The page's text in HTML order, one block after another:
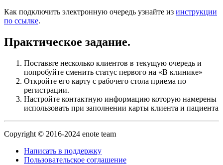
Как подключить электронную очередь узнайте из инструкции
по ссылке.
Практическое задание.
Поставьте несколько клиентов в текущую очередь и
попробуйте сменить статус первого на «В клинике»
Откройте его карту с рабочего стола приема по
регистрации.
Настройте контактную информацию которую намерены
использовать при заполнении карты клиента и пациента
Copyright © 2016-2024 enote team
Написать в поддержку
Пользовательское соглашение